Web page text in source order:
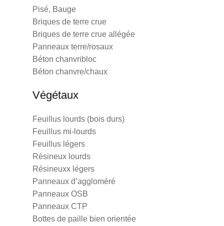
Pisé, Bauge
Briques de terre crue
Briques de terre crue allégée
Panneaux terre/rosaux
Béton chanvribloc
Béton chanvre/chaux
Végétaux
Feuillus lourds (bois durs)
Feuillus mi-lourds
Feuillus légers
Résineux lourds
Résineuxx légers
Panneaux d’aggloméré
Panneaux OSB
Panneaux CTP
Bottes de paille bien orientée